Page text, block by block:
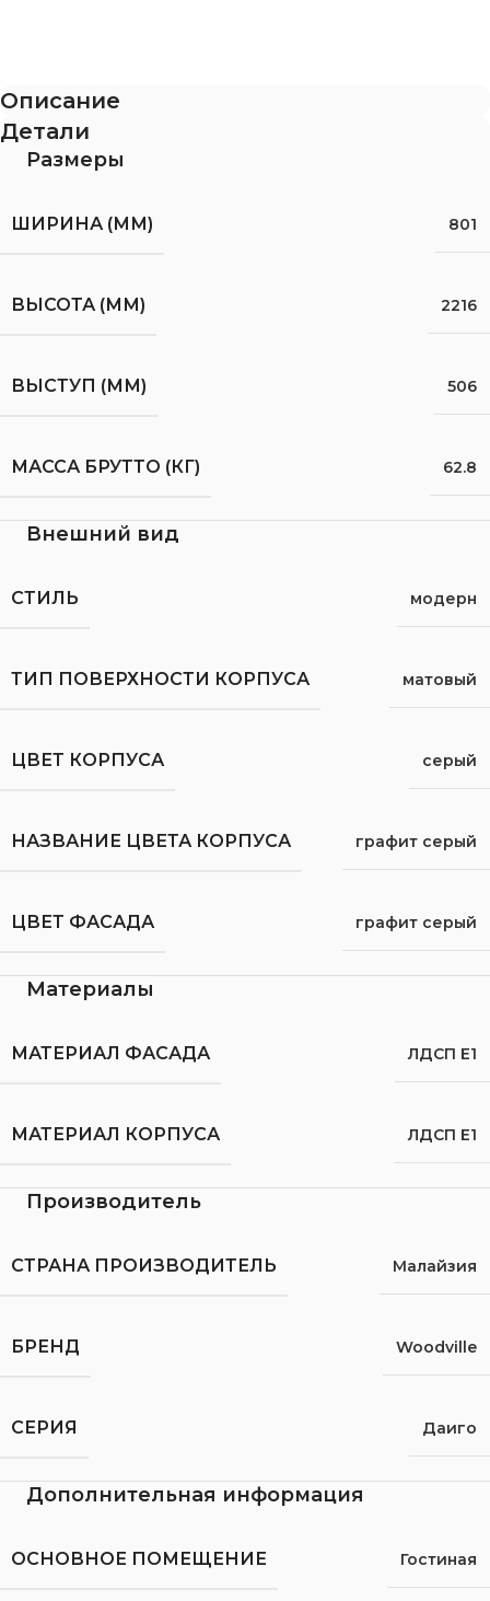
Описание
Детали
Размеры
ШИРИНА (ММ) 801
ВЫСОТА (ММ) 2216
ВЫСТУП (ММ) 506
МАССА БРУТТО (КГ) 62.8
Внешний вид
СТИЛЬ модерн
ТИП ПОВЕРХНОСТИ КОРПУСА матовый
ЦВЕТ КОРПУСА серый
НАЗВАНИЕ ЦВЕТА КОРПУСА графит серый
ЦВЕТ ФАСАДА графит серый
Материалы
МАТЕРИАЛ ФАСАДА ЛДСП Е1
МАТЕРИАЛ КОРПУСА ЛДСП Е1
Производитель
СТРАНА ПРОИЗВОДИТЕЛЬ Малайзия
БРЕНД Woodville
СЕРИЯ Даиго
Дополнительная информация
ОСНОВНОЕ ПОМЕЩЕНИЕ Гостиная